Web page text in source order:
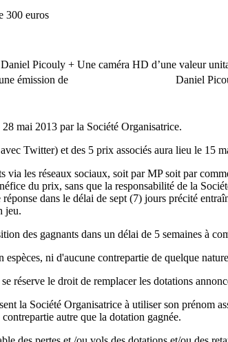
300 euros
Picouly + Une caméra HD d’une valeur
dans une émission de Daniel
mai 2013 par la Société Organisatrice.
Twitter) et des 5 prix associés aura lieu le 15
via les réseaux sociaux, soit par MP soit par
du prix, sans que la responsabilité de la
dans le délai de sept (7) jours précité
jeu.
des gagnants dans un délai de 5 semaines à
ni d'aucune contrepartie de quelque
réserve le droit de remplacer les dotations
la Société Organisatrice à utiliser son prénom
autre que la dotation gagnée.